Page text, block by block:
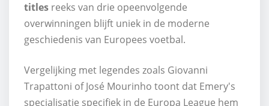
titles reeks van drie opeenvolgende
overwinningen blijft uniek in de moderne
geschiedenis van Europees voetbal.
Vergelijking met legendes zoals Giovanni
Trapattoni of José Mourinho toont dat Emery's
specialisatie specifiek in de Europa League hem